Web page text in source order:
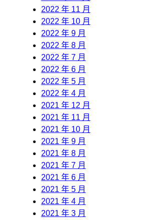
2022 年 11 月
2022 年 10 月
2022 年 9 月
2022 年 8 月
2022 年 7 月
2022 年 6 月
2022 年 5 月
2022 年 4 月
2021 年 12 月
2021 年 11 月
2021 年 10 月
2021 年 9 月
2021 年 8 月
2021 年 7 月
2021 年 6 月
2021 年 5 月
2021 年 4 月
2021 年 3 月